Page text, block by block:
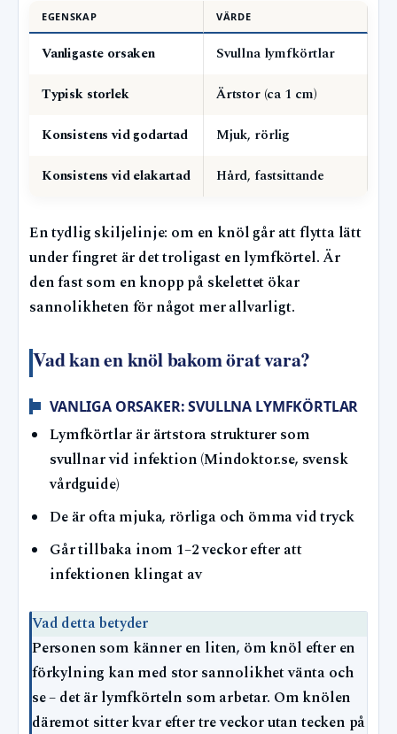
EGENSKAP VÄRDE
Vanligaste orsaken
Svullna lymfkörtlar
Typisk storlek
Ärtstor (ca 1 cm)
Konsistens vid godartad
Mjuk, rörlig
Konsistens vid elakartad
Hård, fastsittande
En tydlig skiljelinje: om en knöl går att flytta lätt
under fingret är det troligast en lymfkörtel. Är
den fast som en knopp på skelettet ökar
sannolikheten för något mer allvarligt.
Vad kan en knöl bakom örat vara?
VANLIGA ORSAKER: SVULLNA LYMFKÖRTLAR
Lymfkörtlar är ärtstora strukturer som
svullnar vid infektion (Mindoktor.se, svensk
vårdguide)
De är ofta mjuka, rörliga och ömma vid tryck
Går tillbaka inom 1–2 veckor efter att
infektionen klingat av
Vad detta betyder
Personen som känner en liten, öm knöl efter en
förkylning kan med stor sannolikhet vänta och
se – det är lymfkörteln som arbetar. Om knölen
däremot sitter kvar efter tre veckor utan tecken på